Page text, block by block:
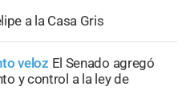
a la Casa Gris
veloz El Senado agregó
y control a la ley de